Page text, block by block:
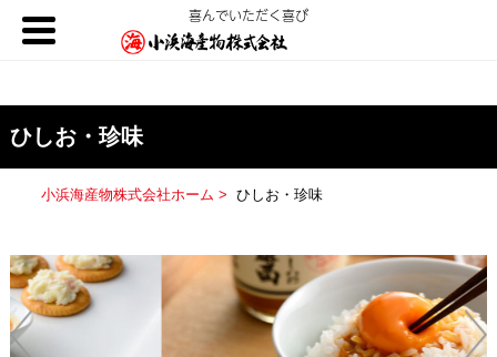
喜んでいただく喜び
ひしお・珍味
小浜海産物株式会社ホーム > ひしお・珍味